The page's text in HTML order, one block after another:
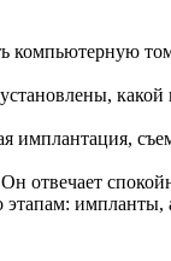
компьютерную
имплантация,
отвечает
этапам: